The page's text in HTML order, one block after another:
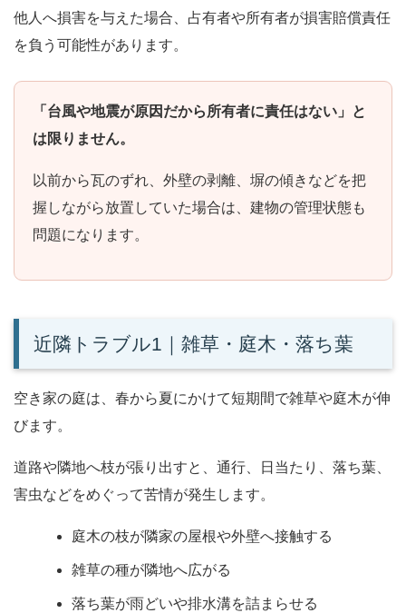
他人へ損害を与えた場合、占有者や所有者が損害賠償責任
を負う可能性があります。
「台風や地震が原因だから所有者に責任はない」と
は限りません。
以前から瓦のずれ、外壁の剥離、塀の傾きなどを把
握しながら放置していた場合は、建物の管理状態も
問題になります。
近隣トラブル1｜雑草・庭木・落ち葉
空き家の庭は、春から夏にかけて短期間で雑草や庭木が伸
びます。
道路や隣地へ枝が張り出すと、通行、日当たり、落ち葉、
害虫などをめぐって苦情が発生します。
庭木の枝が隣家の屋根や外壁へ接触する
雑草の種が隣地へ広がる
落ち葉が雨どいや排水溝を詰まらせる